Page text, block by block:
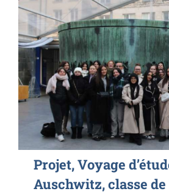
Projet, Voyage
Auschwitz, classe